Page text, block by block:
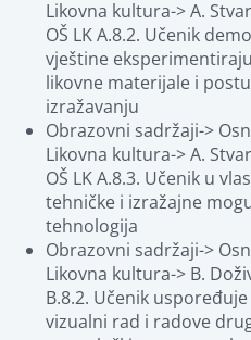
Likovna kultura-> A.
OŠ LK A.8.2. Učenik
vještine
likovne materijale i
izražavanju
Obrazovni sadržaji->
Likovna kultura-> A.
OŠ LK A.8.3. Učenik u
tehničke i izražajne
tehnologija
Obrazovni sadržaji->
Likovna kultura-> B.
B.8.2. Učenik
vizualni rad i radove